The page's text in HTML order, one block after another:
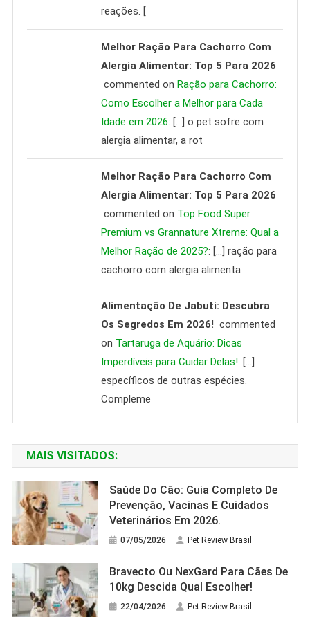
reações. [
Melhor Ração Para Cachorro Com
Alergia Alimentar: Top 5 Para 2026
commented onRação para Cachorro:
Como Escolher a Melhor para Cada
Idade em 2026: […] o pet sofre com
alergia alimentar, a rot
Melhor Ração Para Cachorro Com
Alergia Alimentar: Top 5 Para 2026
commented on Top Food Super
Premium vs Grannature Xtreme: Qual a
Melhor Ração de 2025?: […] ração para
cachorro com alergia alimenta
Alimentação De Jabuti: Descubra
Os Segredos Em 2026! commented
on Tartaruga de Aquário: Dicas
Imperdíveis para Cuidar Delas!: […]
específicos de outras espécies.
Compleme
MAIS VISITADOS:
Saúde Do Cão: Guia Completo De
Prevenção, Vacinas E Cuidados
Veterinários Em 2026.
07/05/2026 Pet Review Brasil
Bravecto Ou NexGard Para Cães De
10kg Descida Qual Escolher!
22/04/2026 Pet Review Brasil